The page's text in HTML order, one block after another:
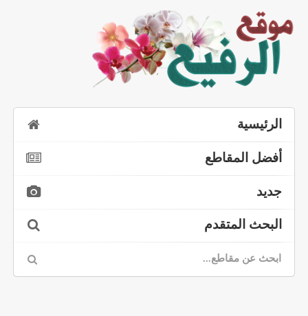
الرئيسية
أفضل المقاطع
جديد
البحث المتقدم